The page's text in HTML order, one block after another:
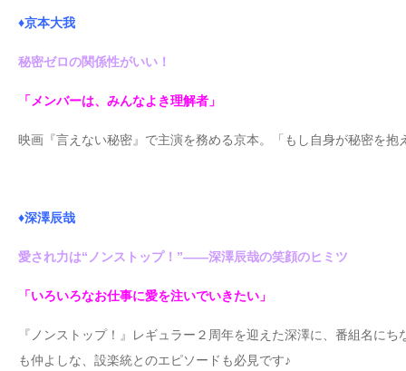
♦京本大我
秘密ゼロの関係性がいい！
「メンバーは、みんなよき理解者」
映画『言えない秘密』で主演を務める京本。「もし自身が秘密を
♦深澤辰哉
愛され力は“ノンストップ！”――深澤辰哉の笑顔のヒミツ
「いろいろなお仕事に愛を注いでいきたい」
『ノンストップ！』レギュラー２周年を迎えた深澤に、番組名に
も仲よしな、設楽統とのエピソードも必見です♪